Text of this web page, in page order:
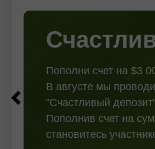
qolmoqda. Qarshilik 2 :
Qarshilik
Пополни счет на $3
В августе мы
"Счастливый
Пополнив счет на
становитесь